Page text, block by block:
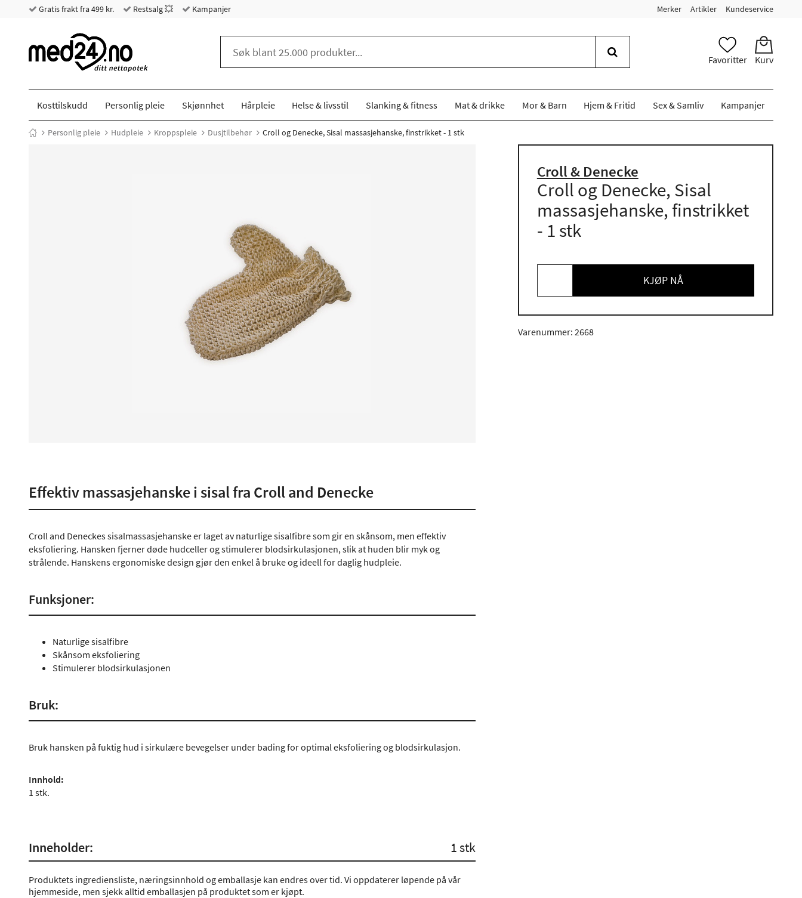
Gratis frakt fra 499 kr. Restsalg 💥 Kampanjer Merker Artikler Kundeservice
Favoritter Kurv
Kosttilskudd Personlig pleie Skjønnhet Hårpleie Helse & livsstil Slanking & fitness Mat & drikke Mor & Barn Hjem & Fritid Sex & Samliv Kampanjer
Personlig pleie Hudpleie Kroppspleie Dusjtilbehør Croll og Denecke, Sisal massasjehanske, finstrikket - 1 stk
Croll & Denecke
Croll og Denecke, Sisal
massasjehanske, finstrikket
- 1 stk
KJØP NÅ
Varenummer: 2668
Effektiv massasjehanske i sisal fra Croll and Denecke
Croll and Deneckes sisalmassasjehanske er laget av naturlige sisalfibre som gir en skånsom, men effektiv
eksfoliering. Hansken fjerner døde hudceller og stimulerer blodsirkulasjonen, slik at huden blir myk og
strålende. Hanskens ergonomiske design gjør den enkel å bruke og ideell for daglig hudpleie.
Funksjoner:
Naturlige sisalfibre
Skånsom eksfoliering
Stimulerer blodsirkulasjonen
Bruk:
Bruk hansken på fuktig hud i sirkulære bevegelser under bading for optimal eksfoliering og blodsirkulasjon.
Innhold:
1 stk.
Inneholder: 1 stk
Produktets ingrediensliste, næringsinnhold og emballasje kan endres over tid. Vi oppdaterer løpende på vår
hjemmeside, men sjekk alltid emballasjen på produktet som er kjøpt.